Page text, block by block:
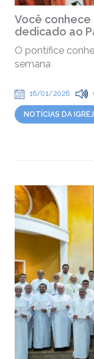
Você
dedicado ao
O pontífice
semana
16/01/2026
NOTÍCIAS DA